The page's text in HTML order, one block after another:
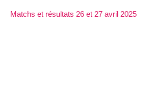
Matchs et résultats 26 et 27 avril 2025